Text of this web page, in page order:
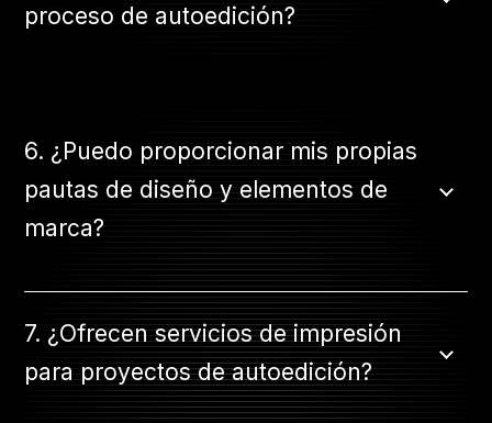
proceso de autoedición?
6. ¿Puedo proporcionar mis propias
pautas de diseño y elementos de
marca?
7. ¿Ofrecen servicios de impresión
para proyectos de autoedición?